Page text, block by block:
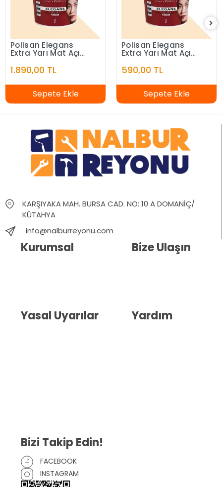
Polisan Elegans
Extra Yarı Mat Açık
1.890,00 TL
Sepete Ekle
Polisan Elegans
Extra Yarı Mat Açık
590,00 TL
Sepete Ekle
KARŞIYAKA MAH. BURSA CAD. NO: 10 A DOMANİÇ/
KÜTAHYA
info@nalburreyonu.com
Kurumsal
Yasal Uyarılar
Bize Ulaşın
Yardım
Bizi Takip Edin!
FACEBOOK
INSTAGRAM